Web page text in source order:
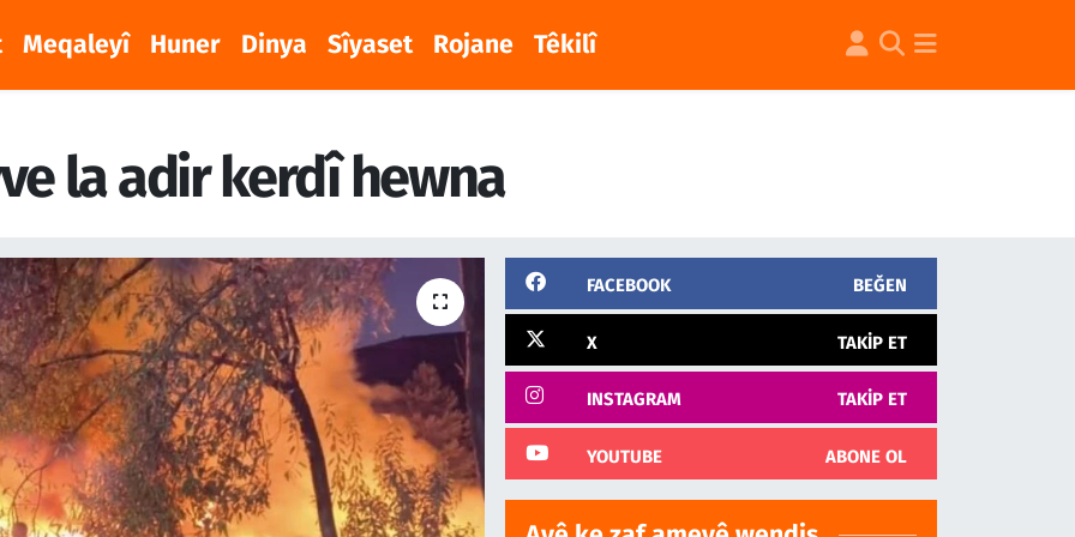
Meqaleyî Huner Dinya Sîyaset Rojane Têkilî
la adir kerdî hewna
FACEBOOK BEĞEN
X TAKIP ET
INSTAGRAM TAKIP ET
YOUTUBE ABONE OL